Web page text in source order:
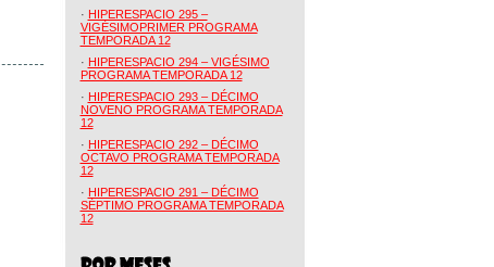
· HIPERESPACIO 295 –
VIGÉSIMOPRIMER PROGRAMA
TEMPORADA 12
· HIPERESPACIO 294 – VIGÉSIMO
PROGRAMA TEMPORADA 12
· HIPERESPACIO 293 – DÉCIMO
NOVENO PROGRAMA TEMPORADA
12
· HIPERESPACIO 292 – DÉCIMO
OCTAVO PROGRAMA TEMPORADA
12
· HIPERESPACIO 291 – DÉCIMO
SÉPTIMO PROGRAMA TEMPORADA
12